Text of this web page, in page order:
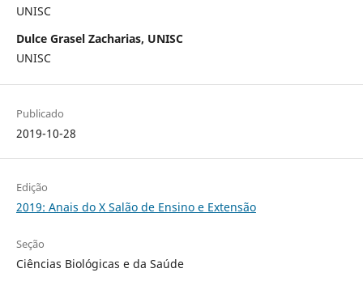
UNISC
Dulce Grasel Zacharias, UNISC
UNISC
Publicado
2019-10-28
Edição
2019: Anais do X Salão de Ensino e Extensão
Seção
Ciências Biológicas e da Saúde